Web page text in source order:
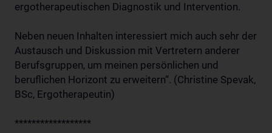
ergotherapeutischen Diagnostik und Intervention.
Neben neuen Inhalten interessiert mich auch sehr der
Austausch und Diskussion mit Vertretern anderer
Berufsgruppen, um meinen persönlichen und
beruflichen Horizont zu erweitern“. (Christine Spevak,
BSc, Ergotherapeutin)
******************